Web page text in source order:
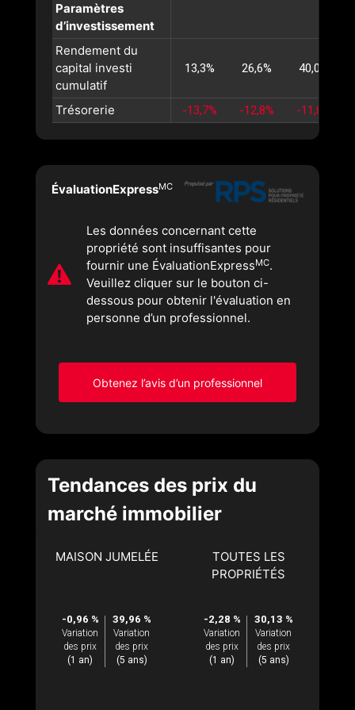
Paramètres
d’investissement
Rendement du
capital investi
cumulatif
13,3% 26,6% 40,0%
Trésorerie -13,7% -12,8% -11,8%
ÉvaluationExpressMC
Les données concernant cette
propriété sont insuffisantes pour
fournir une ÉvaluationExpressMC.
Veuillez cliquer sur le bouton ci-
dessous pour obtenir l'évaluation en
personne d’un professionnel.
Obtenez l’avis d’un professionnel
Tendances des prix du
marché immobilier
MAISON JUMELÉE
-0,96 %
Variation
des prix
(1 an)
39,96 %
Variation
des prix
(5 ans)
TOUTES LES
PROPRIÉTÉS
-2,28 %
Variation
des prix
(1 an)
30,13 %
Variation
des prix
(5 ans)